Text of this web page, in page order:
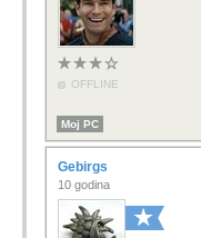
OFFLINE
Moj PC
Gebirgs
10 godina